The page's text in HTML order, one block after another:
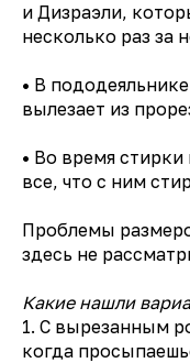
и Дизраэли,
несколько раз за
• В
вылезает из
• Во время стирки
все, что с ним
Проблемы
здесь не
Какие нашли
1. С вырезанным
когда